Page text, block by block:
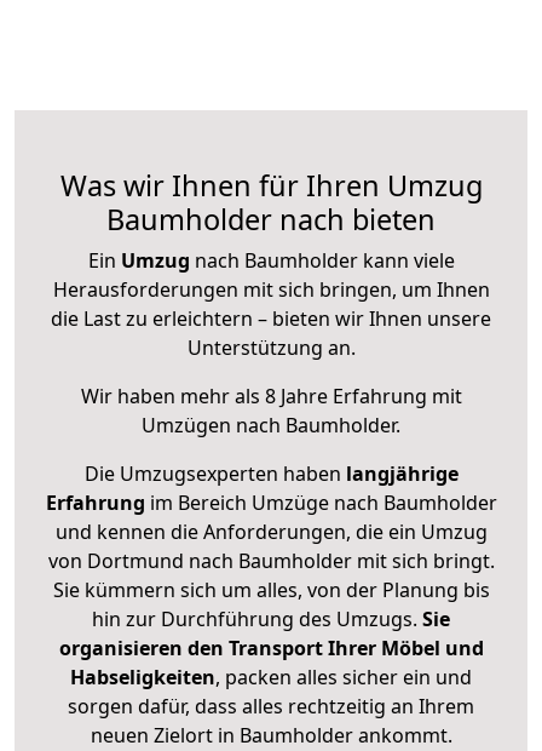
Was wir Ihnen für Ihren Umzug
Baumholder nach bieten
Ein Umzug nach Baumholder kann viele
Herausforderungen mit sich bringen, um Ihnen
die Last zu erleichtern – bieten wir Ihnen unsere
Unterstützung an.
Wir haben mehr als 8 Jahre Erfahrung mit
Umzügen nach Baumholder.
Die Umzugsexperten haben langjährige
Erfahrung im Bereich Umzüge nach Baumholder
und kennen die Anforderungen, die ein Umzug
von Dortmund nach Baumholder mit sich bringt.
Sie kümmern sich um alles, von der Planung bis
hin zur Durchführung des Umzugs. Sie
organisieren den Transport Ihrer Möbel und
Habseligkeiten, packen alles sicher ein und
sorgen dafür, dass alles rechtzeitig an Ihrem
neuen Zielort in Baumholder ankommt.